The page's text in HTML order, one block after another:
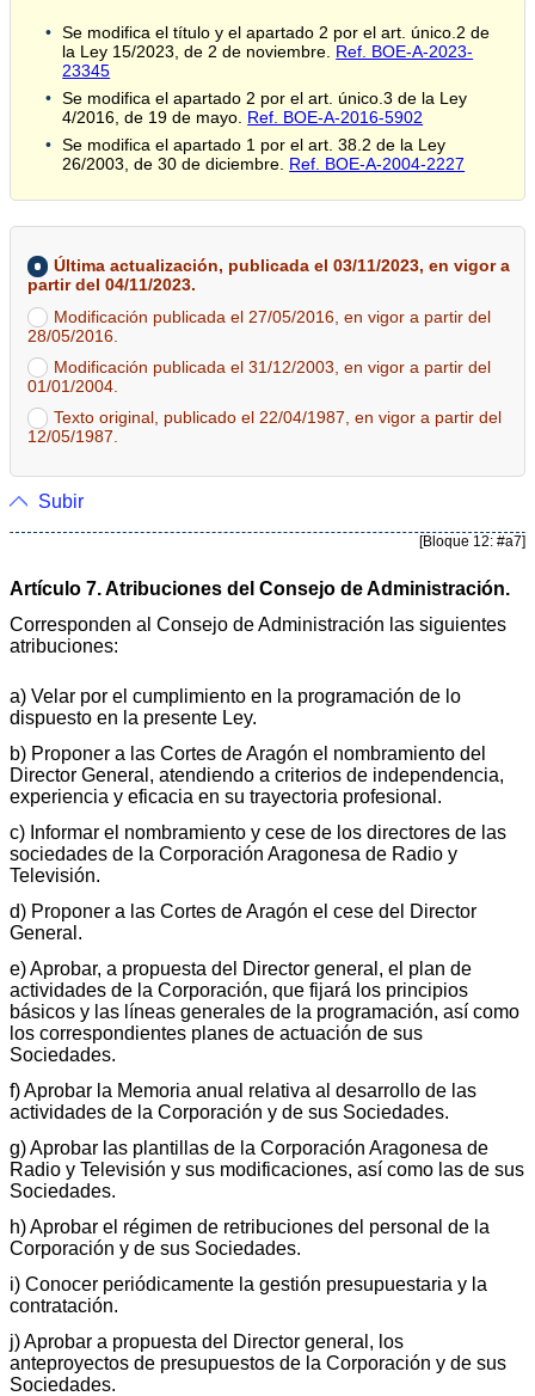
Se modifica el título y el apartado 2 por el art. único.2 de
la Ley 15/2023, de 2 de noviembre. Ref. BOE-A-2023-
23345
Se modifica el apartado 2 por el art. único.3 de la Ley
4/2016, de 19 de mayo. Ref. BOE-A-2016-5902
Se modifica el apartado 1 por el art. 38.2 de la Ley
26/2003, de 30 de diciembre. Ref. BOE-A-2004-2227
Última actualización, publicada el 03/11/2023, en vigor a
partir del 04/11/2023.
Modificación publicada el 27/05/2016, en vigor a partir del
28/05/2016.
Modificación publicada el 31/12/2003, en vigor a partir del
01/01/2004.
Texto original, publicado el 22/04/1987, en vigor a partir del
12/05/1987.
Subir
[Bloque 12: #a7]
Artículo 7. Atribuciones del Consejo de Administración.
Corresponden al Consejo de Administración las siguientes
atribuciones:
a) Velar por el cumplimiento en la programación de lo
dispuesto en la presente Ley.
b) Proponer a las Cortes de Aragón el nombramiento del
Director General, atendiendo a criterios de independencia,
experiencia y eficacia en su trayectoria profesional.
c) Informar el nombramiento y cese de los directores de las
sociedades de la Corporación Aragonesa de Radio y
Televisión.
d) Proponer a las Cortes de Aragón el cese del Director
General.
e) Aprobar, a propuesta del Director general, el plan de
actividades de la Corporación, que fijará los principios
básicos y las líneas generales de la programación, así como
los correspondientes planes de actuación de sus
Sociedades.
f) Aprobar la Memoria anual relativa al desarrollo de las
actividades de la Corporación y de sus Sociedades.
g) Aprobar las plantillas de la Corporación Aragonesa de
Radio y Televisión y sus modificaciones, así como las de sus
Sociedades.
h) Aprobar el régimen de retribuciones del personal de la
Corporación y de sus Sociedades.
i) Conocer periódicamente la gestión presupuestaria y la
contratación.
j) Aprobar a propuesta del Director general, los
anteproyectos de presupuestos de la Corporación y de sus
Sociedades.